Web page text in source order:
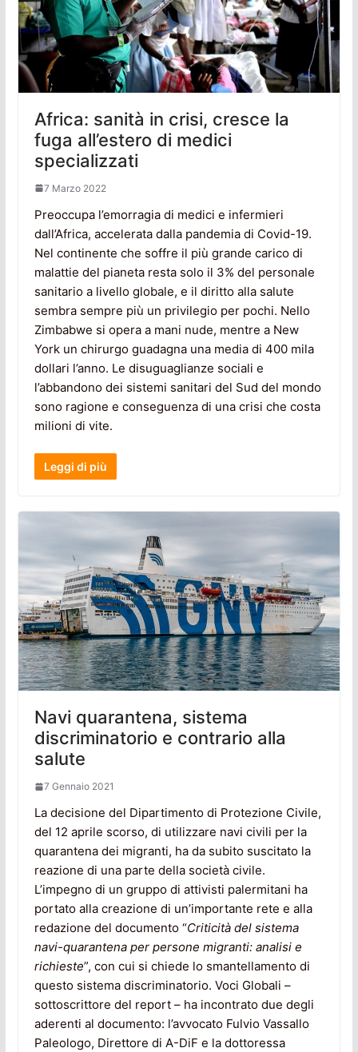
Africa: sanità in crisi, cresce la
fuga all’estero di medici
specializzati
7 Marzo 2022
Preoccupa l’emorragia di medici e infermieri
dall’Africa, accelerata dalla pandemia di Covid-19.
Nel continente che soffre il più grande carico di
malattie del pianeta resta solo il 3% del personale
sanitario a livello globale, e il diritto alla salute
sembra sempre più un privilegio per pochi. Nello
Zimbabwe si opera a mani nude, mentre a New
York un chirurgo guadagna una media di 400 mila
dollari l’anno. Le disuguaglianze sociali e
l’abbandono dei sistemi sanitari del Sud del mondo
sono ragione e conseguenza di una crisi che costa
milioni di vite.
Leggi di più
Navi quarantena, sistema
discriminatorio e contrario alla
salute
7 Gennaio 2021
La decisione del Dipartimento di Protezione Civile,
del 12 aprile scorso, di utilizzare navi civili per la
quarantena dei migranti, ha da subito suscitato la
reazione di una parte della società civile.
L’impegno di un gruppo di attivisti palermitani ha
portato alla creazione di un’importante rete e alla
redazione del documento “Criticità del sistema
navi-quarantena per persone migranti: analisi e
richieste”, con cui si chiede lo smantellamento di
questo sistema discriminatorio. Voci Globali –
sottoscrittore del report – ha incontrato due degli
aderenti al documento: l’avvocato Fulvio Vassallo
Paleologo, Direttore di A-DiF e la dottoressa